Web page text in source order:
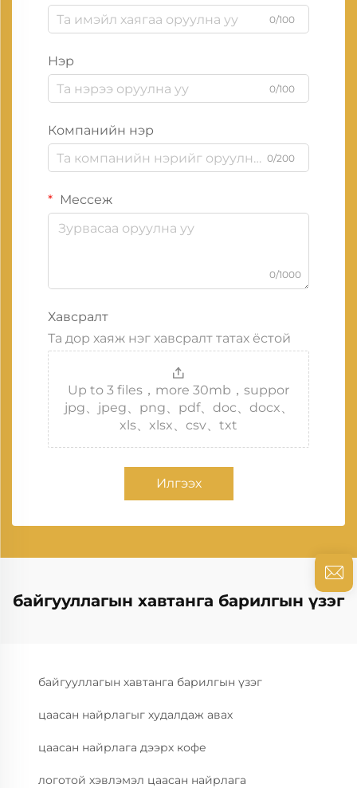
0/100
Нэр
0/100
Компанийн нэр
0/200
Мессеж
0/1000
Хавсралт
Та дор хаяж нэг хавсралт татах ёстой
Up to 3 files，more 30mb，suppor
jpg、jpeg、png、pdf、doc、docx、
xls、xlsx、csv、txt
Илгээх
байгууллагын хавтанга барилгын үзэг
байгууллагын хавтанга барилгын үзэг
цаасан найрлагыг худалдаж авах
цаасан найрлага дээрх кофе
логотой хэвлэмэл цаасан найрлага